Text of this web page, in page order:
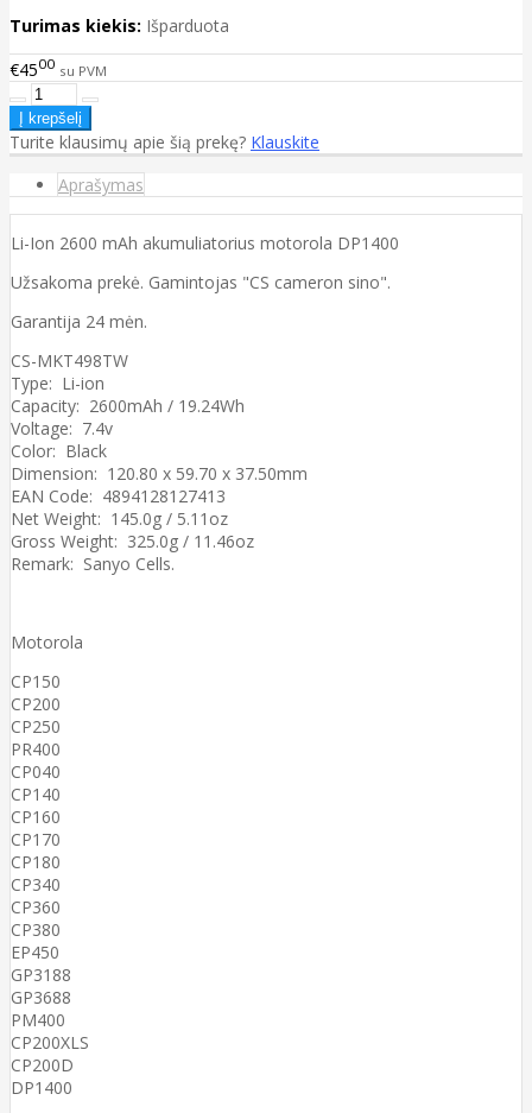
Turimas kiekis: Išparduota
€4500 su PVM
Turite klausimų apie šią prekę? Klauskite
Aprašymas
Li-Ion 2600 mAh akumuliatorius motorola DP1400
Užsakoma prekė. Gamintojas "CS cameron sino".
Garantija 24 mėn.
CS-MKT498TW
Type: Li-ion
Capacity: 2600mAh / 19.24Wh
Voltage: 7.4v
Color: Black
Dimension: 120.80 x 59.70 x 37.50mm
EAN Code: 4894128127413
Net Weight: 145.0g / 5.11oz
Gross Weight: 325.0g / 11.46oz
Remark: Sanyo Cells.
Motorola
CP150
CP200
CP250
PR400
CP040
CP140
CP160
CP170
CP180
CP340
CP360
CP380
EP450
GP3188
GP3688
PM400
CP200XLS
CP200D
DP1400